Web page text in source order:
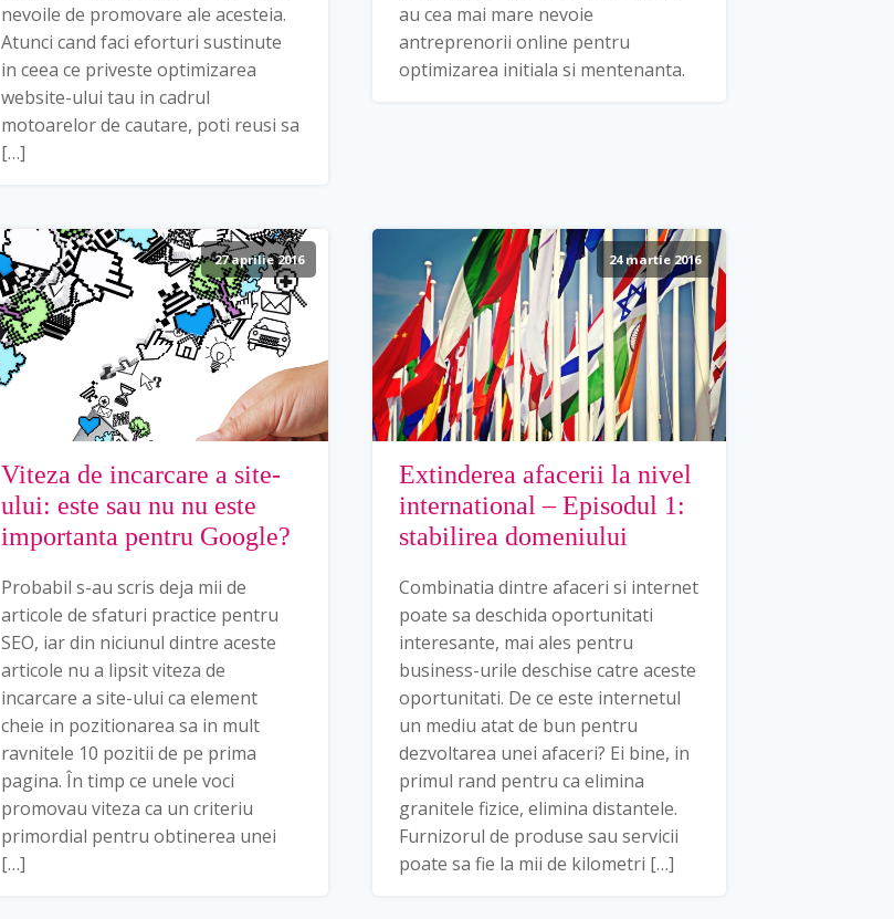
nevoile de promovare ale acesteia.
Atunci cand faci eforturi sustinute
in ceea ce priveste optimizarea
website-ului tau in cadrul
motoarelor de cautare, poti reusi sa
[…]
au cea mai mare nevoie
antreprenorii online pentru
optimizarea initiala si mentenanta.
27 aprilie 2016
Viteza de incarcare a site-
ului: este sau nu nu este
importanta pentru Google?
Probabil s-au scris deja mii de
articole de sfaturi practice pentru
SEO, iar din niciunul dintre aceste
articole nu a lipsit viteza de
incarcare a site-ului ca element
cheie in pozitionarea sa in mult
ravnitele 10 pozitii de pe prima
pagina. În timp ce unele voci
promovau viteza ca un criteriu
primordial pentru obtinerea unei
[…]
24 martie 2016
Extinderea afacerii la nivel
international – Episodul 1:
stabilirea domeniului
Combinatia dintre afaceri si internet
poate sa deschida oportunitati
interesante, mai ales pentru
business-urile deschise catre aceste
oportunitati. De ce este internetul
un mediu atat de bun pentru
dezvoltarea unei afaceri? Ei bine, in
primul rand pentru ca elimina
granitele fizice, elimina distantele.
Furnizorul de produse sau servicii
poate sa fie la mii de kilometri […]